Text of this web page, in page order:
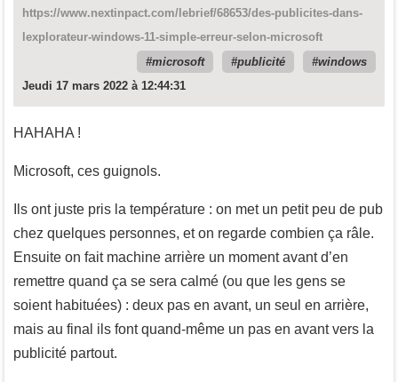
https://www.nextinpact.com/lebrief/68653/des-publicites-dans-
lexplorateur-windows-11-simple-erreur-selon-microsoft
microsoft
publicité
windows
Jeudi 17 mars 2022 à 12:44:31
HAHAHA !
Microsoft, ces guignols.
Ils ont juste pris la température : on met un petit peu de pub
chez quelques personnes, et on regarde combien ça râle.
Ensuite on fait machine arrière un moment avant d’en
remettre quand ça se sera calmé (ou que les gens se
soient habituées) : deux pas en avant, un seul en arrière,
mais au final ils font quand-même un pas en avant vers la
publicité partout.